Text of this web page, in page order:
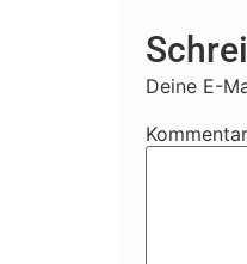
Deine E-
Kommentar